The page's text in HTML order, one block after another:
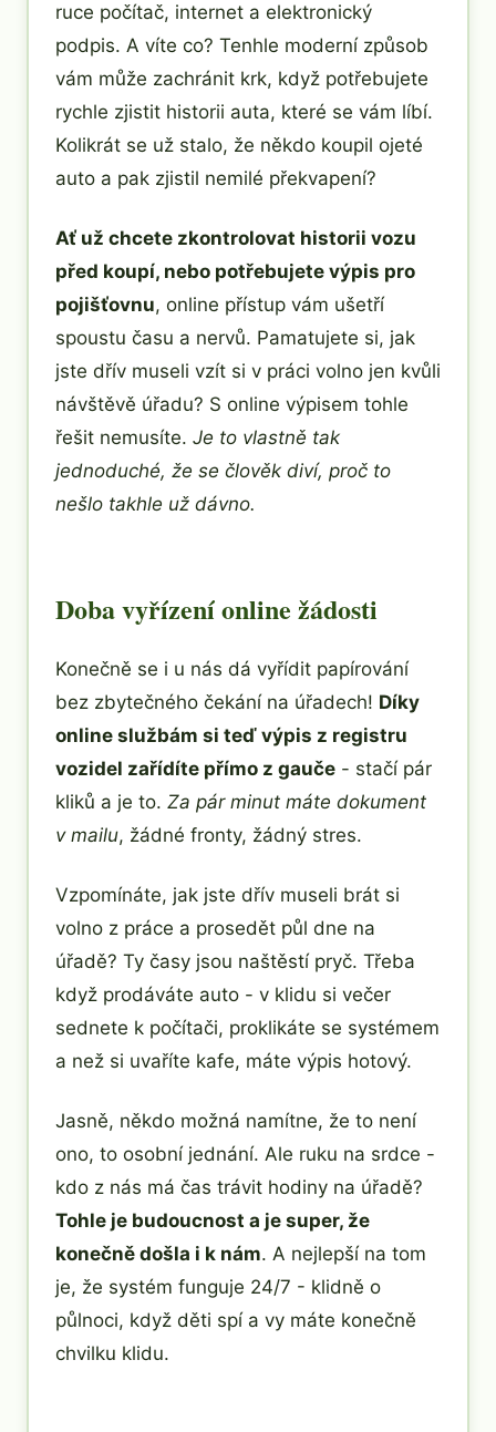
ruce počítač, internet a elektronický
podpis. A víte co? Tenhle moderní způsob
vám může zachránit krk, když potřebujete
rychle zjistit historii auta, které se vám líbí.
Kolikrát se už stalo, že někdo koupil ojeté
auto a pak zjistil nemilé překvapení?
Ať už chcete zkontrolovat historii vozu
před koupí, nebo potřebujete výpis pro
pojišťovnu, online přístup vám ušetří
spoustu času a nervů. Pamatujete si, jak
jste dřív museli vzít si v práci volno jen kvůli
návštěvě úřadu? S online výpisem tohle
řešit nemusíte. Je to vlastně tak
jednoduché, že se člověk diví, proč to
nešlo takhle už dávno.
Doba vyřízení online žádosti
Konečně se i u nás dá vyřídit papírování
bez zbytečného čekání na úřadech! Díky
online službám si teď výpis z registru
vozidel zařídíte přímo z gauče - stačí pár
kliků a je to. Za pár minut máte dokument
v mailu, žádné fronty, žádný stres.
Vzpomínáte, jak jste dřív museli brát si
volno z práce a prosedět půl dne na
úřadě? Ty časy jsou naštěstí pryč. Třeba
když prodáváte auto - v klidu si večer
sednete k počítači, proklikáte se systémem
a než si uvaříte kafe, máte výpis hotový.
Jasně, někdo možná namítne, že to není
ono, to osobní jednání. Ale ruku na srdce -
kdo z nás má čas trávit hodiny na úřadě?
Tohle je budoucnost a je super, že
konečně došla i k nám. A nejlepší na tom
je, že systém funguje 24/7 - klidně o
půlnoci, když děti spí a vy máte konečně
chvilku klidu.